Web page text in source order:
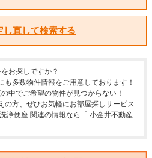
し直して検索する
お探しですか？
も多数物件情報をご用意しております！
中でご希望の物件が見つからない！
の方、ぜひお気軽にお部屋探しサービス
浄便座 関連の情報なら「 小金井不動産